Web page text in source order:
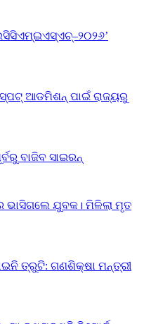
ଆଡମିଶନ୍ ପାଇଁ ରାଜ୍ୟରୁ
ବାଜିବ ସାଇରନ୍
ଭାସିଗଲେ ଯୁବକ। ମିଳିଲା ମୃତ
ତ୍ରୁଟି: ଗଣଶିକ୍ଷା ମନ୍ତ୍ରୀ